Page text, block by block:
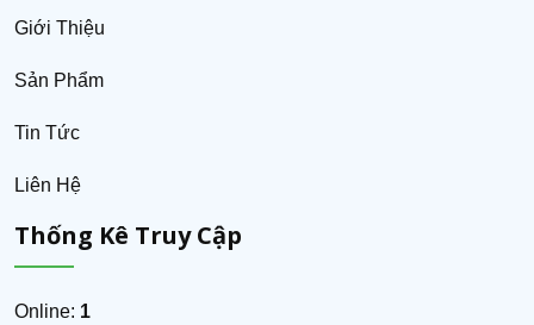
Giới Thiệu
Sản Phẩm
Tin Tức
Liên Hệ
Thống Kê Truy Cập
Online: 1